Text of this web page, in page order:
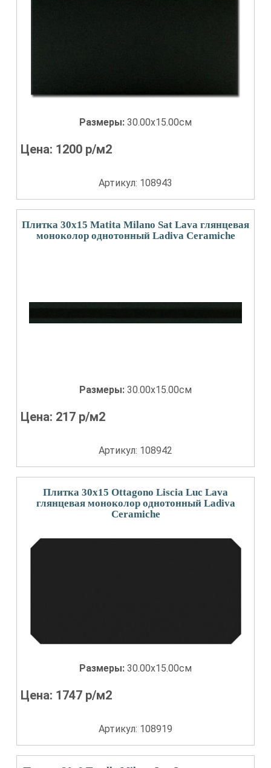
Размеры: 30.00x15.00см
Цена: 1200 р/м2
Артикул: 108943
Плитка 30x15 Matita Milano Sat Lava глянцевая
моноколор однотонный Ladiva Сeramiche
Размеры: 30.00x15.00см
Цена: 217 р/м2
Артикул: 108942
Плитка 30x15 Ottagono Liscia Luc Lava
глянцевая моноколор однотонный Ladiva
Сeramiche
Размеры: 30.00x15.00см
Цена: 1747 р/м2
Артикул: 108919